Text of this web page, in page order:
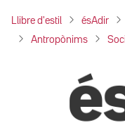
Llibre d'estil ésAdir
Antropònims